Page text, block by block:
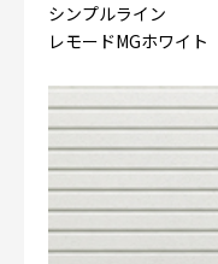
シンプルライン
レモードMGホワイト